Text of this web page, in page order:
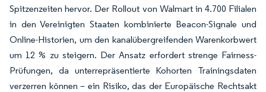
Spitzenzeiten hervor. Der Rollout von Walmart in 4.700 Filialen
in den Vereinigten Staaten kombinierte Beacon-Signale und
Online-Historien, um den kanalübergreifenden Warenkorbwert
um 12 % zu steigern. Der Ansatz erfordert strenge Fairness-
Prüfungen, da unterrepräsentierte Kohorten Trainingsdaten
verzerren können – ein Risiko, das der Europäische Rechtsakt